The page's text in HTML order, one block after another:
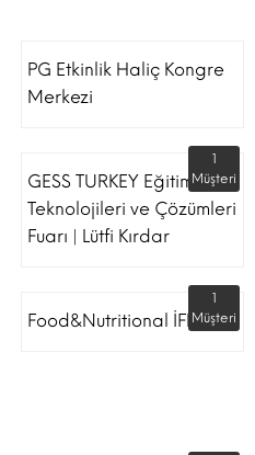
PG Etkinlik Haliç Kongre
Merkezi
GESS TURKEY Eğitim
Teknolojileri ve Çözümleri
Fuarı | Lütfi Kırdar
1
Müşteri
Food&Nutritional İFM
1
Müşteri